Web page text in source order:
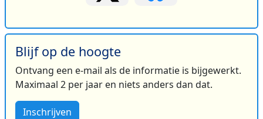
Blijf op de hoogte
Ontvang een e-mail als de informatie is bijgewerkt.
Maximaal 2 per jaar en niets anders dan dat.
Inschrijven